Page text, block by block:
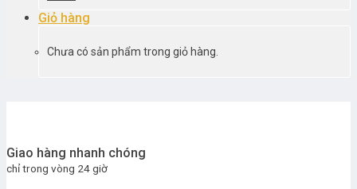
Giỏ hàng
Chưa có sản phẩm trong giỏ hàng.
Giao hàng nhanh chóng
chỉ trong vòng 24 giờ